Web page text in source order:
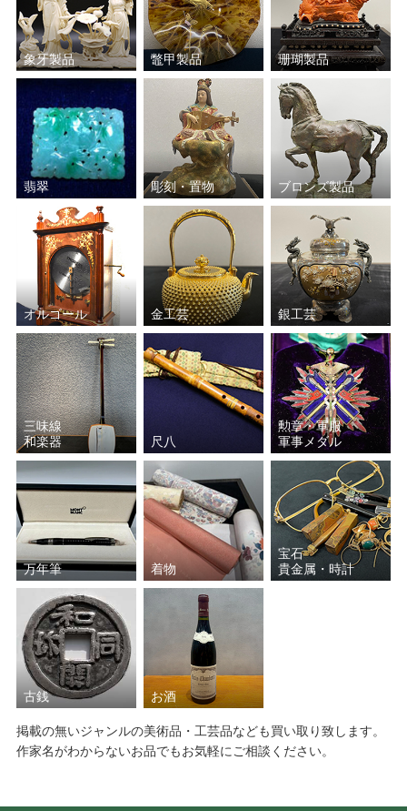
象牙製品 鼈甲製品 珊瑚製品
翡翠 彫刻・置物 ブロンズ製品
オルゴール 金工芸 銀工芸
三味線
和楽器
尺八
勲章・軍服
軍事メダル
万年筆 着物
宝石
貴金属・時計
古銭 お酒
掲載の無いジャンルの美術品・工芸品なども買い取り致します。
作家名がわからないお品でもお気軽にご相談ください。